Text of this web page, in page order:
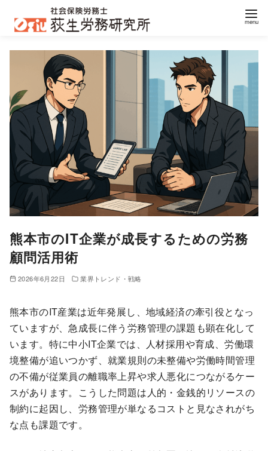
熊本市のIT企業が成長するための労務
顧問活用術
2026年6月22日 業界トレンド・戦略
熊本市のIT産業は近年発展し、地域経済の牽引役となっ
ていますが、急成長に伴う労務管理の課題も顕在化して
います。特に中小IT企業では、人材採用や育成、労働環
境整備が追いつかず、就業規則の未整備や労働時間管理
の不備が従業員の離職率上昇や求人悪化につながるケー
スがあります。こうした問題は人的・金銭的リソースの
制約に起因し、労務管理が単なるコストと見なされがち
な点も課題です。